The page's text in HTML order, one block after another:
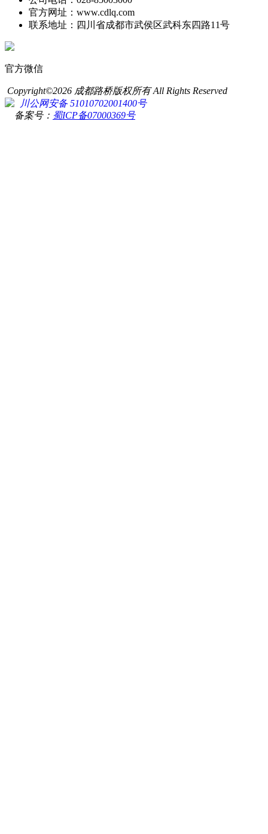
官方网址：www.cdlq.com
联系地址：四川省成都市武侯区武科东四路11号
官方微信
Copyright©2026 成都路桥版权所有 All Rights Reserved
川公网安备 51010702001400号
备案号： 蜀ICP备07000369号